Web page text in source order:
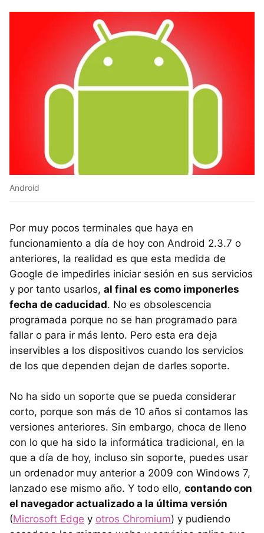
Android
Por muy pocos terminales que haya en
funcionamiento a día de hoy con Android 2.3.7 o
anteriores, la realidad es que esta medida de
Google de impedirles iniciar sesión en sus servicios
y por tanto usarlos, al final es como imponerles
fecha de caducidad. No es obsolescencia
programada porque no se han programado para
fallar o para ir más lento. Pero esta era deja
inservibles a los dispositivos cuando los servicios
de los que dependen dejan de darles soporte.
No ha sido un soporte que se pueda considerar
corto, porque son más de 10 años si contamos las
versiones anteriores. Sin embargo, choca de lleno
con lo que ha sido la informática tradicional, en la
que a día de hoy, incluso sin soporte, puedes usar
un ordenador muy anterior a 2009 con Windows 7,
lanzado ese mismo año. Y todo ello, contando con
el navegador actualizado a la última versión
(Microsoft Edge y otros Chromium) y pudiendo